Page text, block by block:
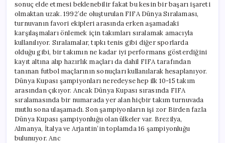
sonuç elde etmesi beklenebilir fakat bu kesin bir başarı işareti
olmaktan uzak. 1992’de oluşturulan FIFA Dünya Sıralaması,
turnuvanın favori ekipleri arasında erken aşamadaki
karşılaşmaları önlemek için takımları sıralamak amacıyla
kullanılıyor. Sıralamalar, tıpkı tenis gibi diğer sporlarda
olduğu gibi, bir takımın ne kadar iyi performans gösterdiğini
kayıt altına alıp hazırlık maçları da dahil FIFA tarafından
tanınan futbol maçlarının sonuçları kullanılarak hesaplanıyor.
Dünya Kupası şampiyonları neredeyse hep ilk 10-15 takım
arasından çıkıyor. Ancak Dünya Kupası sırasında FIFA
sıralamasında bir numarada yer alan hiçbir takım turnuvada
mutlu sona ulaşamadı. Son şampiyonların işi zor Birden fazla
Dünya Kupası şampiyonluğu olan ülkeler var. Brezilya,
Almanya, İtalya ve Arjantin’in toplamda 16 şampiyonluğu
bulunuyor. Anc